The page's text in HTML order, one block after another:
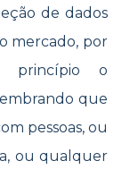
de dados
mercado, por
princípio o
que
pessoas, ou
ou qualquer